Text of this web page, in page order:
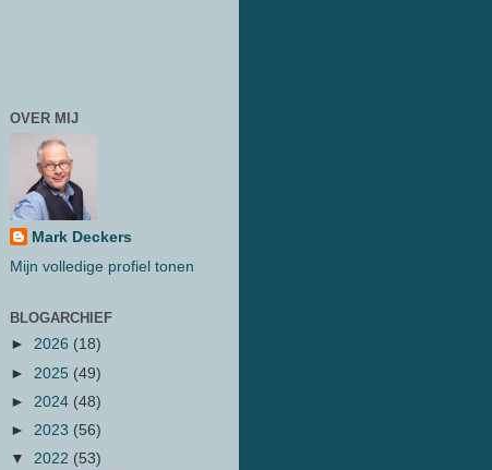
OVER MIJ
Mark Deckers
Mijn volledige profiel tonen
BLOGARCHIEF
► 2026 (18)
► 2025 (49)
► 2024 (48)
► 2023 (56)
▼ 2022 (53)